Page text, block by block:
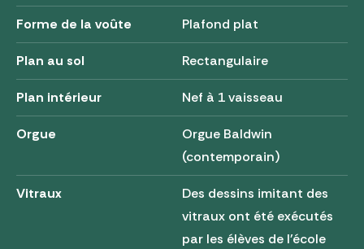
Forme de la voûte Plafond plat
Plan au sol Rectangulaire
Plan intérieur Nef à 1 vaisseau
Orgue
Orgue Baldwin
(contemporain)
Vitraux
Des dessins imitant des
vitraux ont été exécutés
par les élèves de l'école